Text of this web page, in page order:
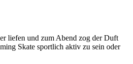
liefen und zum Abend zog der Duft
Skate sportlich aktiv zu sein oder